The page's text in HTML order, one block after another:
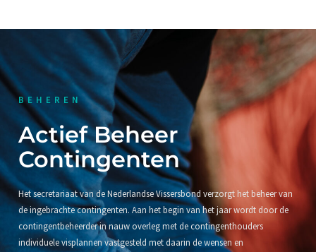
BEHEREN
Actief Beheer
Contingenten
Het secretariaat van de Nederlandse Vissersbond verzorgt het beheer van
de ingebrachte contingenten. Aan het begin van het jaar wordt door de
contingentbeheerder in nauw overleg met de contingenthouders
individuele visplannen vastgesteld met daarin de wensen en